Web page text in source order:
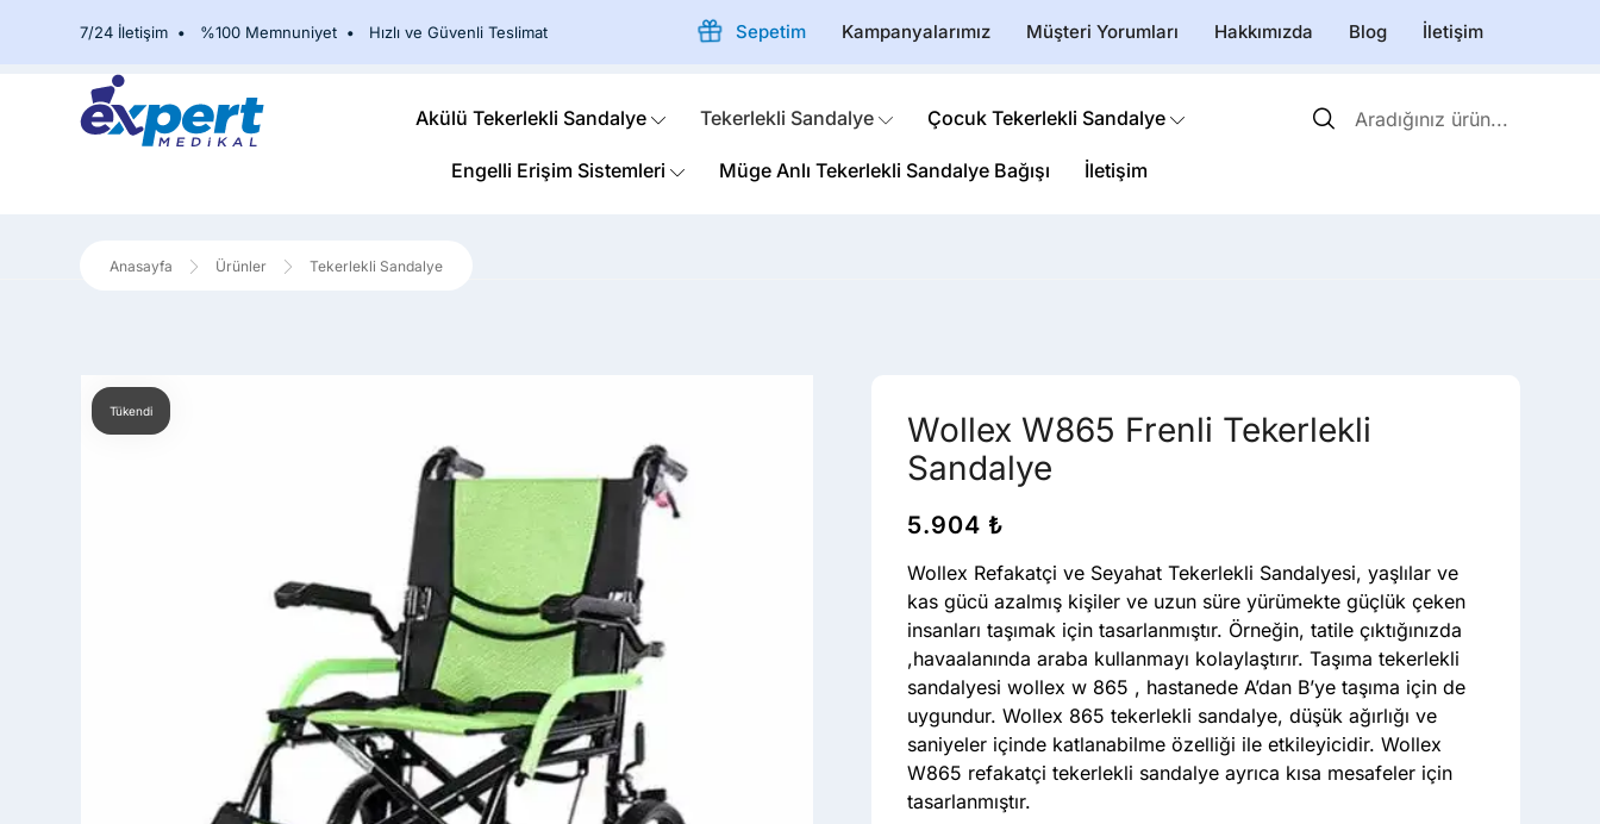
7/24 İletişim • %100 Memnuniyet • Hızlı ve Güvenli Teslimat Sepetim Kampanyalarımız Müşteri Yorumları Hakkımızda Blog İletişim
Akülü Tekerlekli Sandalye Tekerlekli Sandalye Çocuk Tekerlekli Sandalye
Engelli Erişim Sistemleri Müge Anlı Tekerlekli Sandalye Bağışı İletişim
Ürünler Tekerlekli Sandalye
Tükendi
Wollex W865 Frenli Tekerlekli
Sandalye
5.904 ₺
Wollex Refakatçi ve Seyahat Tekerlekli Sandalyesi, yaşlılar ve
kas gücü azalmış kişiler ve uzun süre yürümekte güçlük çeken
insanları taşımak için tasarlanmıştır. Örneğin, tatile çıktığınızda
,havaalanında araba kullanmayı kolaylaştırır. Taşıma tekerlekli
sandalyesi wollex w 865 , hastanede A’dan B’ye taşıma için de
uygundur. Wollex 865 tekerlekli sandalye, düşük ağırlığı ve
saniyeler içinde katlanabilme özelliği ile etkileyicidir. Wollex
W865 refakatçi tekerlekli sandalye ayrıca kısa mesafeler için
tasarlanmıştır.